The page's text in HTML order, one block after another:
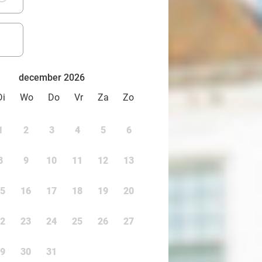
december 2026
Wo Do Vr Za Zo
2 3 4 5 6
9 10 11 12 13
16 17 18 19 20
23 24 25 26 27
30 31